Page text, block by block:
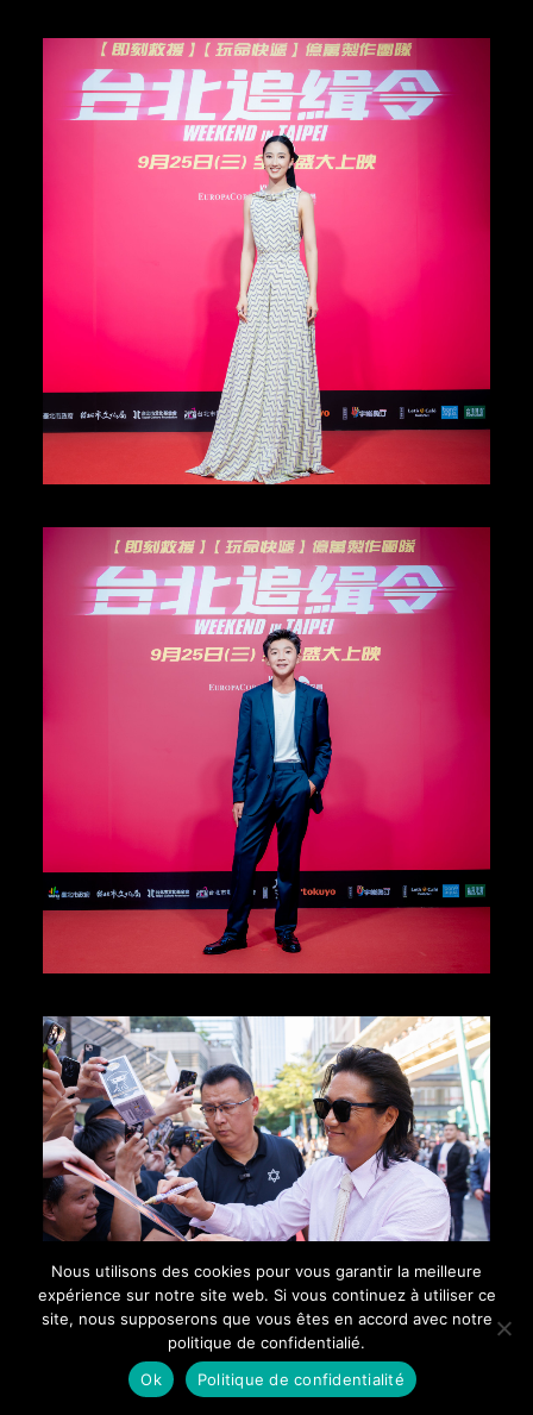
Nous utilisons des cookies pour vous garantir la meilleure
expérience sur notre site web. Si vous continuez à utiliser ce
site, nous supposerons que vous êtes en accord avec notre
politique de confidentialié.
Ok
Politique de confidentialité